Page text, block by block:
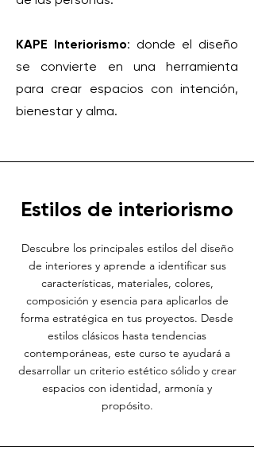
KAPE Interiorismo: donde el diseño
se convierte en una herramienta
para crear espacios con intención,
bienestar y alma.
Estilos de interiorismo
Descubre los principales estilos del diseño
de interiores y aprende a identificar sus
características, materiales, colores,
composición y esencia para aplicarlos de
forma estratégica en tus proyectos. Desde
estilos clásicos hasta tendencias
contemporáneas, este curso te ayudará a
desarrollar un criterio estético sólido y crear
espacios con identidad, armonía y
propósito.